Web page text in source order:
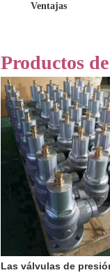
Ventajas
Productos
Las válvulas de